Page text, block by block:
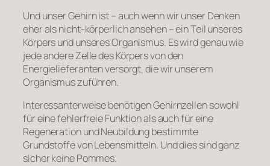
Und unser Gehirn ist – auch wenn wir unser Denken
eher als nicht-körperlich ansehen – ein Teil unseres
Körpers und unseres Organismus. Es wird genau wie
jede andere Zelle des Körpers von den
Energielieferanten versorgt, die wir unserem
Organismus zuführen.
Interessanterweise benötigen Gehirnzellen sowohl
für eine fehlerfreie Funktion als auch für eine
Regeneration und Neubildung bestimmte
Grundstoffe von Lebensmitteln. Und dies sind ganz
sicher keine Pommes.